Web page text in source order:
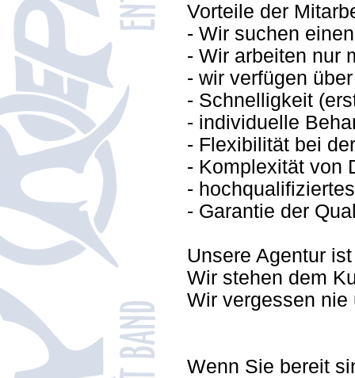
Vorteile der
- Wir suchen
- Wir arbeiten nur
- wir verfügen
- Schnelligkeit
- individuelle
- Flexibilität bei
- Komplexität von
-
- Garantie der
Unsere Agentur
Wir stehen dem
Wir vergessen
Wenn Sie bereit